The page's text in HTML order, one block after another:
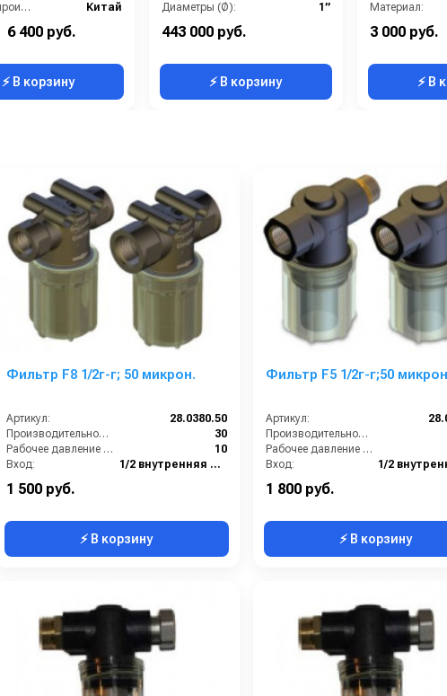
Страна-производитель:
Китай
6 400 руб.
⚡ В корзину
Диаметры (Ø):
1”
Длина шланга ВД (м):
Корпус:
443 000 руб.
⚡ В корзину
Материал:
Вес, кг:
3 000 руб.
⚡ В
Фильтр F8 1/2г-г; 50 микрон.
Артикул:
28.0380.50
Производительность (л/мин):
30
Рабочее давление (бар):
10
Вход:
1/2 внутренняя резьба
1 500 руб.
⚡ В корзину
Фильтр F5 1/2г-г;50
Артикул:
Производительность (л/мин):
Рабочее давление (бар):
Вход:
1 800 руб.
⚡ В корзину